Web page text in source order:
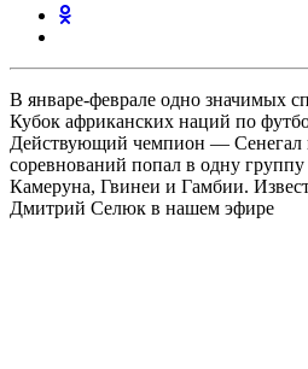
В январе-феврале одно значимых
Кубок африканских наций по
Действующий чемпион — Сенегал
соревнований попал в одну
Камеруна, Гвинеи и Гамбии.
Дмитрий Селюк в нашем эфире